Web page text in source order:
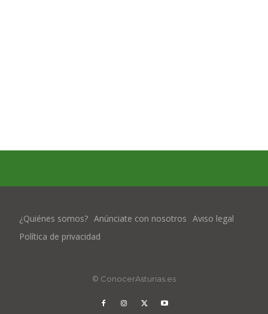
¿Quiénes somos? Anúnciate con nosotros Aviso legal
Política de privacidad
© ConocerAsturias.es